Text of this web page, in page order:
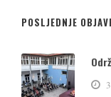
POSLJEDNJE